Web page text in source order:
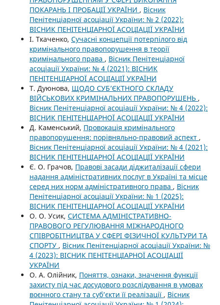
ПОКАРАНЬ І ПРОБАЦІЇ УКРАЇНИ , Вісник
Пенітенціарної асоціації України: № 2 (2022):
ВІСНИК ПЕНІТЕНЦІАРНОЇ АСОЦІАЦІЇ УКРАЇНИ
І. Ткаченко, Сучасні концепції потерпілого від
кримінального правопорушення в теорії
кримінального права , Вісник Пенітенціарної
асоціації України: № 4 (2021): ВІСНИК
ПЕНІТЕНЦІАРНОЇ АСОЦІАЦІЇ УКРАЇНИ
Т. Дуюнова, ЩОДО СУБ’ЄКТНОГО СКЛАДУ
ВІЙСЬКОВИХ КРИМІНАЛЬНИХ ПРАВОПОРУШЕНЬ ,
Вісник Пенітенціарної асоціації України: № 4 (2022):
ВІСНИК ПЕНІТЕНЦІАРНОЇ АСОЦІАЦІЇ УКРАЇНИ
Д. Каменський, Провокація кримінального
правопорушення: порівняльно-правовий аспект ,
Вісник Пенітенціарної асоціації України: № 4 (2021):
ВІСНИК ПЕНІТЕНЦІАРНОЇ АСОЦІАЦІЇ УКРАЇНИ
Є. О. Грачов, Правові засади діджиталізації сфери
надання адміністративних послуг в Україні та місце
серед них норм адміністративного права , Вісник
Пенітенціарної асоціації України: № 1 (2025):
ВІСНИК ПЕНІТЕНЦІАРНОЇ АСОЦІАЦІЇ УКРАЇНИ
О. О. Усик, СИСТЕМА АДМІНІСТРАТИВНО-
ПРАВОВОГО РЕГУЛЮВАННЯ МІЖНАРОДНОГО
СПІВРОБІТНИЦТВА У СФЕРІ ФІЗИЧНОЇ КУЛЬТУРИ ТА
СПОРТУ , Вісник Пенітенціарної асоціації України: №
4 (2023): ВІСНИК ПЕНІТЕНЦІАРНОЇ АСОЦІАЦІЇ
УКРАЇНИ
О. А. Олійник, Поняття, ознаки, значення функції
захисту під час досудового розслідування в умовах
воєнного стану та суб’єкти її реалізації , Вісник